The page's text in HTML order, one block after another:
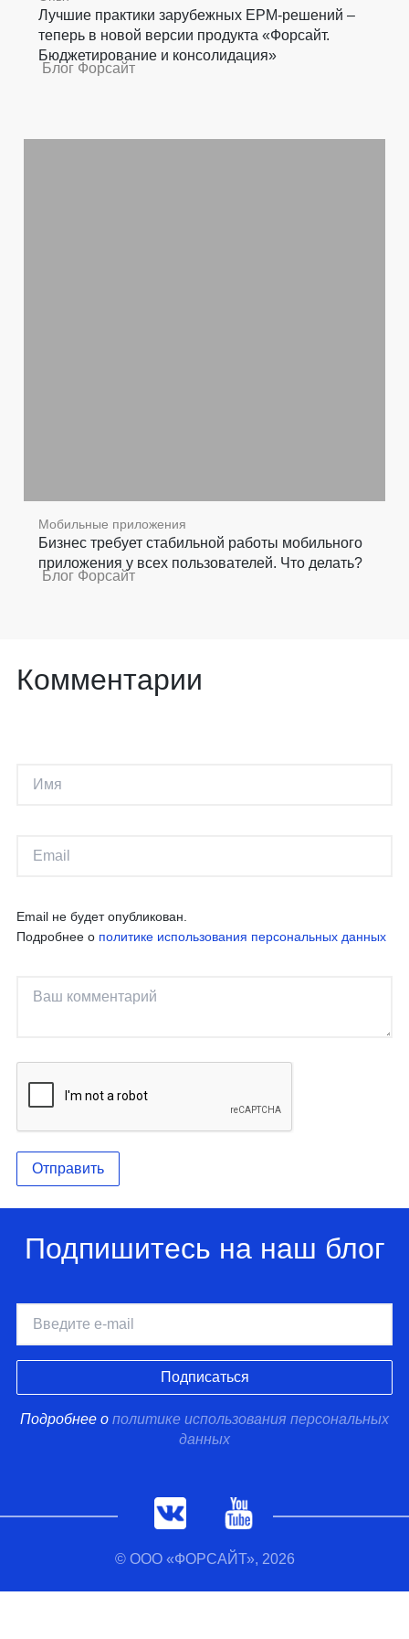
Лучшие практики зарубежных EPM-решений –
теперь в новой версии продукта «Форсайт.
Бюджетирование и консолидация»
Блог Форсайт
Мобильные приложения
Бизнес требует стабильной работы мобильного
приложения у всех пользователей. Что делать?
Блог Форсайт
Комментарии
Email не будет опубликован.
Подробнее о политике использования персональных данных
Отправить
Подпишитесь на наш блог
Подробнее о политике использования персональных
данных
© ООО «ФОРСАЙТ», 2026